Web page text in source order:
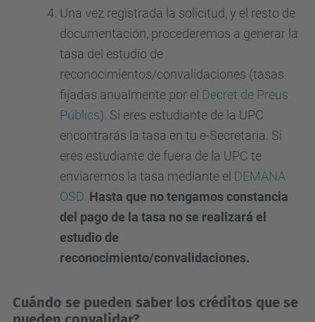
Una vez registrada la solicitud, y el resto de
documentación, procederemos a generar la
tasa del estudio de
reconocimientos/convalidaciones (tasas
fijadas anualmente por el Decret de Preus
Públics). Si eres estudiante de la UPC
encontrarás la tasa en tu e-Secretaria. Si
eres estudiante de fuera de la UPC te
enviaremos la tasa mediante el DEMANA
OSD Hasta que no tengamos constancia
del pago de la tasa no se realizará el
estudio de
reconocimiento/convalidaciones.
Cuándo se pueden saber los créditos que se